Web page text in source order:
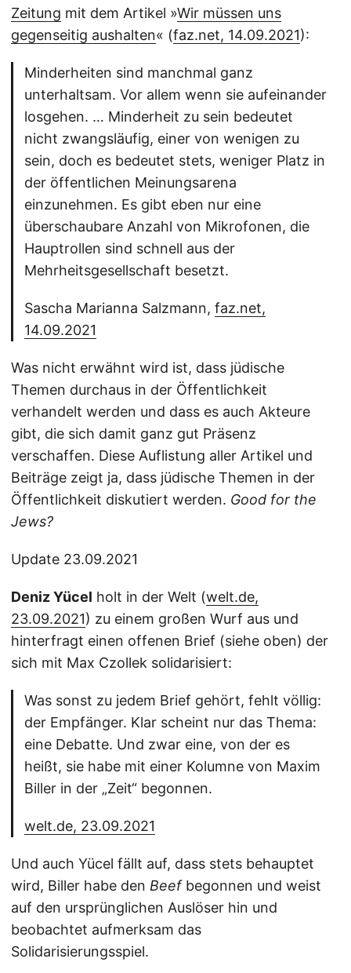
Zeitung mit dem Artikel »Wir müssen uns
gegenseitig aushalten« (faz.net, 14.09.2021):
Minderheiten sind manchmal ganz
unterhaltsam. Vor allem wenn sie aufeinander
losgehen. … Minderheit zu sein bedeutet
nicht zwangsläufig, einer von wenigen zu
sein, doch es bedeutet stets, weniger Platz in
der öffentlichen Meinungsarena
einzunehmen. Es gibt eben nur eine
überschaubare Anzahl von Mikrofonen, die
Hauptrollen sind schnell aus der
Mehrheitsgesellschaft besetzt.
Sascha Marianna Salzmann, faz.net,
14.09.2021
Was nicht erwähnt wird ist, dass jüdische
Themen durchaus in der Öffentlichkeit
verhandelt werden und dass es auch Akteure
gibt, die sich damit ganz gut Präsenz
verschaffen. Diese Auflistung aller Artikel und
Beiträge zeigt ja, dass jüdische Themen in der
Öffentlichkeit diskutiert werden. Good for the
Jews?
Update 23.09.2021
Deniz Yücel holt in der Welt (welt.de,
23.09.2021) zu einem großen Wurf aus und
hinterfragt einen offenen Brief (siehe oben) der
sich mit Max Czollek solidarisiert:
Was sonst zu jedem Brief gehört, fehlt völlig:
der Empfänger. Klar scheint nur das Thema:
eine Debatte. Und zwar eine, von der es
heißt, sie habe mit einer Kolumne von Maxim
Biller in der „Zeit“ begonnen.
welt.de, 23.09.2021
Und auch Yücel fällt auf, dass stets behauptet
wird, Biller habe den Beefbegonnen und weist
auf den ursprünglichen Auslöser hin und
beobachtet aufmerksam das
Solidarisierungsspiel.